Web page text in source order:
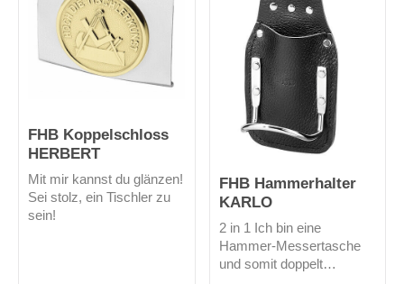
Chemiekalien.
FHB Koppelschloss
HERBERT
Mit mir kannst du glänzen!
Sei stolz, ein Tischler zu
sein!
FHB Hammerhalter
KARLO
2 in 1 Ich bin eine
Hammer-Messertasche
und somit doppelt